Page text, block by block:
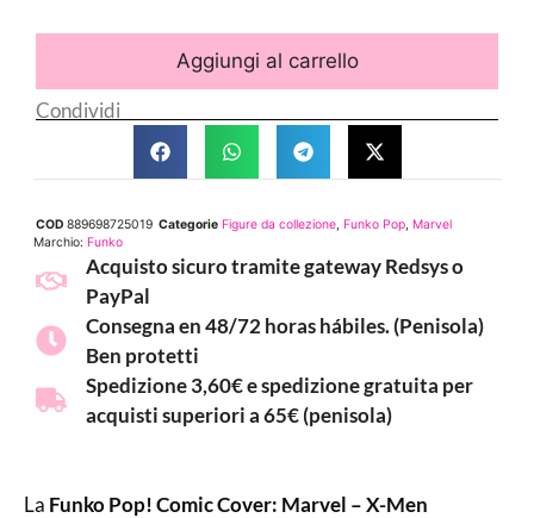
Aggiungi al carrello
Condividi
COD 889698725019 Categorie Figure da collezione, Funko Pop, Marvel
Marchio: Funko
Acquisto sicuro tramite gateway Redsys o
PayPal
Consegna en 48/72 horas hábiles. (Penisola)
Ben protetti
Spedizione 3,60€ e spedizione gratuita per
acquisti superiori a 65€ (penisola)
La Funko Pop! Comic Cover: Marvel – X-Men